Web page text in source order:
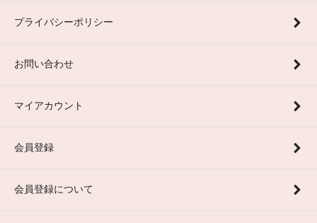
プライバシーポリシー
お問い合わせ
マイアカウント
会員登録
会員登録について